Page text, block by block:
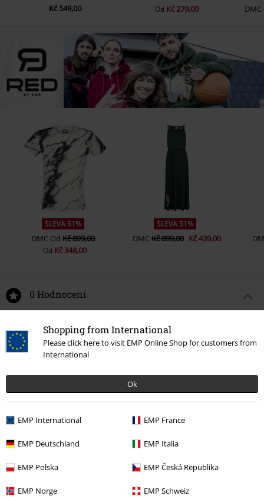
Shopping from International
Please click here to visit EMP Online Shop for customers from
International
Ok
EMP International EMP France
EMP Deutschland EMP Italia
EMP Polska EMP Česká Republika
EMP Norge EMP Schweiz
Kč 549,00
Od Kč 279,00 DMC
SLEVA 61%
DMC OdKč 899,00
Od Kč 348,00
SLEVA 51%
DMCKč 899,00 Kč 439,00
0 Hodnocení
Podělte se o váš názor "Šortky na plavání s aztéckým
potiskem".
Naposledy navštívené